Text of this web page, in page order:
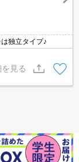
独立タイプ♪
見る